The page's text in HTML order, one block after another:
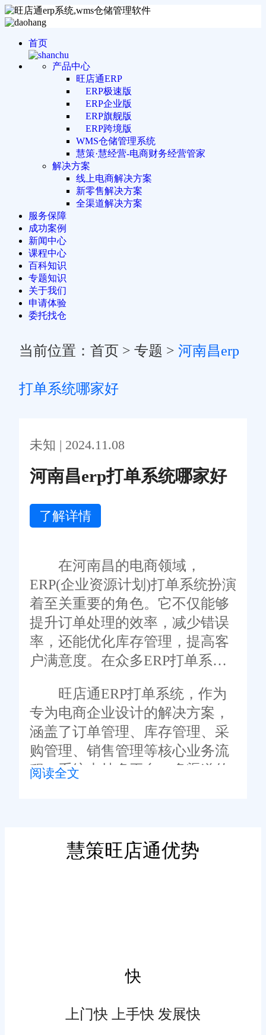
首页
产品中心
旺店通ERP
ERP极速版
ERP企业版
ERP旗舰版
ERP跨境版
WMS仓储管理系统
慧策·慧经营-电商财务经营管家
解决方案
线上电商解决方案
新零售解决方案
全渠道解决方案
服务保障
成功案例
新闻中心
课程中心
百科知识
专题知识
关于我们
申请体验
委托找仓
当前位置： 首页 > 专题 > 河南昌erp
打单系统哪家好
未知 | 2024.11.08
河南昌erp打单系统哪家好
了解详情
在河南昌的电商领域，
ERP(企业资源计划)打单系统扮演
着至关重要的角色。它不仅能够
提升订单处理的效率，减少错误
率，还能优化库存管理，提高客
户满意度。在众多ERP打单系统
功能、简便的操作、稳定可靠的
性能以及良好的用户评价，成为
河南昌电商企业的首选。
旺店通ERP打单系统，作为
专为电商企业设计的解决方案，
涵盖了订单管理、库存管理、采
购管理、销售管理等核心业务流
程。系统支持多平台、多渠道的
业来说，这意味着可以大大节省
时间和资源，提升运营效率。
ERP打单系统展现了其强大的自
动化和智能化特点。系统支持智
手中，还大大提高了订单处理的
单类型的处理，包括预售订单、
ERP打单系统同样表现出色。系
统能够实时跟踪库存数量、位置
和价值等信息，支持库存预警和
自动补货。这种精准的库存管理
阅读全文
慧策旺店通优势
快
上门快 上手快 发展快